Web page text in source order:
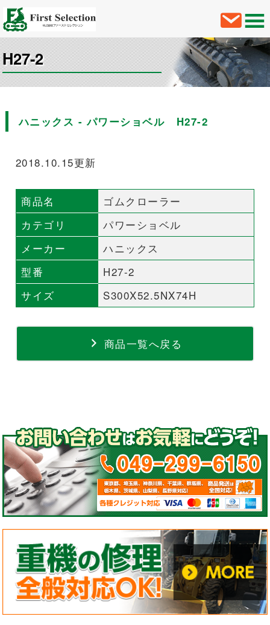
H27-2
ハニックス - パワーショベル H27-2
2018.10.15更新
商品名
ゴムクローラー
カテゴリ
パワーショベル
メーカー
ハニックス
型番
H27-2
サイズ
S300X52.5NX74H
商品一覧へ戻る